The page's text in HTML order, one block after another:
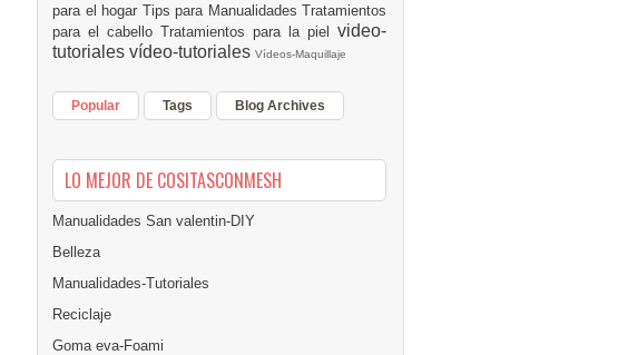
para el hogar Tips para Manualidades Tratamientos
para el cabello Tratamientos para la piel video-
tutoriales vídeo-tutoriales Vídeos-Maquillaje
Popular Tags Blog Archives
LO MEJOR DE COSITASCONMESH
Manualidades San valentin-DIY
Belleza
Manualidades-Tutoriales
Reciclaje
Goma eva-Foami